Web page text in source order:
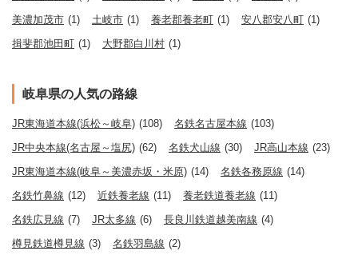
美濃加茂市 (1) 土岐市 (1) 養老郡養老町 (1) 安八郡安八町 (1)
揖斐郡池田町 (1) 大野郡白川村 (1)
岐阜県の人気の路線
JR東海道本線(浜松～岐阜) (108) 名鉄名古屋本線 (103)
JR中央本線(名古屋～塩尻) (62) 名鉄犬山線 (30) JR高山本線 (23)
JR東海道本線(岐阜～美濃赤坂・米原) (14) 名鉄各務原線 (14)
名鉄竹鼻線 (12) 近鉄養老線 (11) 養老鉄道養老線 (11)
名鉄広見線 (7) JR太多線 (6) 長良川鉄道越美南線 (4)
樽見鉄道樽見線 (3) 名鉄羽島線 (2)